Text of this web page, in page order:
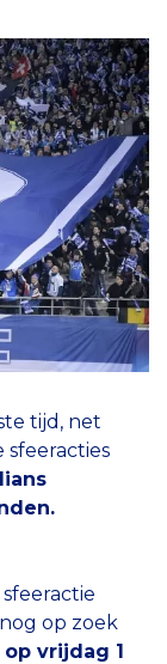
tijd, net
sfeeracties
op zoek
vrijdag 1